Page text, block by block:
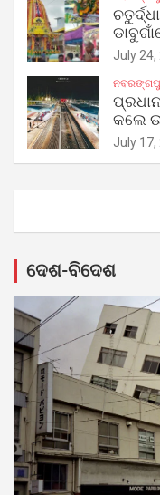
July 24,
କଲେ
July 17,
ଦେଶ-ବିଦେଶ